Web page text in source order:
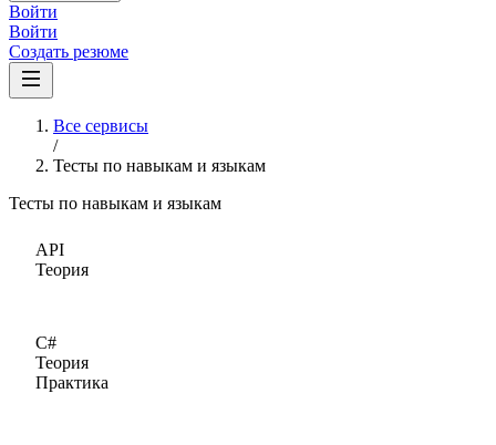
Войти
Войти
Создать резюме
Все сервисы
/
Тесты по навыкам и языкам
Тесты по навыкам и языкам
API
Теория
C#
Теория
Практика